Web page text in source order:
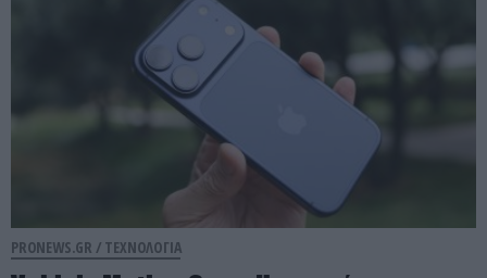
PRONEWS.GR / ΤΕΧΝΟΛΟΓΙΑ